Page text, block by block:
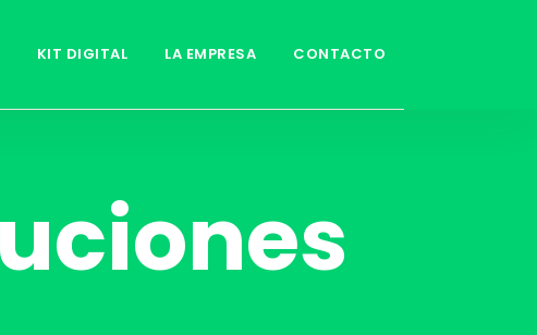
KIT DIGITAL LA EMPRESA CONTACTO